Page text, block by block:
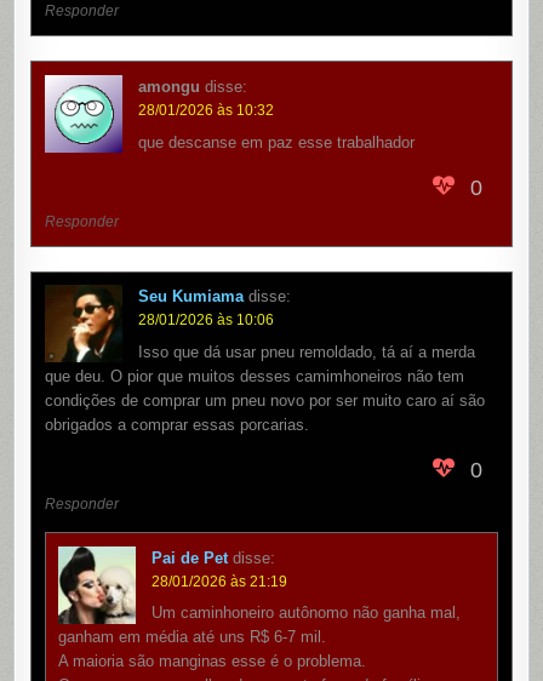
Responder
amongu disse:
28/01/2026 às 10:32
que descanse em paz esse trabalhador
0
Responder
Seu Kumiama disse:
28/01/2026 às 10:06
Isso que dá usar pneu remoldado, tá aí a merda
que deu. O pior que muitos desses camimhoneiros não tem
condições de comprar um pneu novo por ser muito caro aí são
obrigados a comprar essas porcarias.
0
Responder
Pai de Pet disse:
28/01/2026 às 21:19
Um caminhoneiro autônomo não ganha mal,
ganham em média até uns R$ 6-7 mil.
A maioria são manginas esse é o problema.